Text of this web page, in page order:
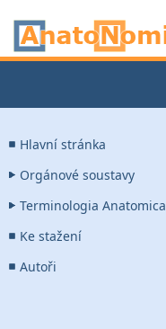
Hlavní stránka
Orgánové soustavy
Terminologia Anatomica
Ke stažení
Autoři